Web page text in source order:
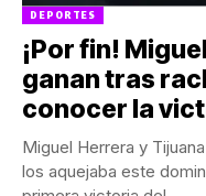
DEPORTES
¡Por fin!
ganan tras
conocer la
Miguel Herrera y
los aquejaba este